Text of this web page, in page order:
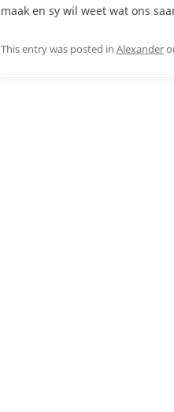
maak en sy wil weet wat ons
This entry was posted in Alexander